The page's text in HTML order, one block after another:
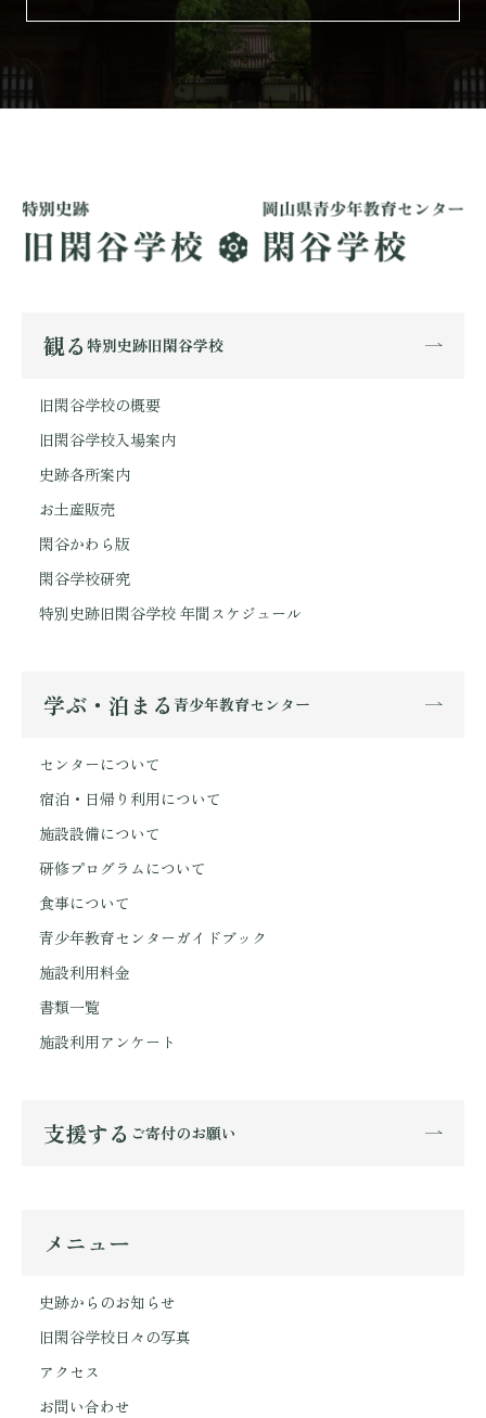
観る 特別史跡旧閑谷学校
旧閑谷学校の概要
旧閑谷学校入場案内
史跡各所案内
お土産販売
閑谷かわら版
閑谷学校研究
特別史跡旧閑谷学校 年間スケジュール
学ぶ・泊まる 青少年教育センター
センターについて
宿泊・日帰り利用について
施設設備について
研修プログラムについて
食事について
青少年教育センターガイドブック
施設利用料金
書類一覧
施設利用アンケート
支援する ご寄付のお願い
メニュー
史跡からのお知らせ
旧閑谷学校日々の写真
アクセス
お問い合わせ